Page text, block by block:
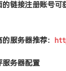
的链接注册账号
服务器推荐：
服务器配置